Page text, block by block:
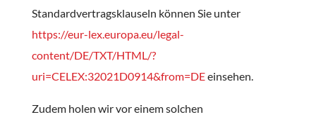
Standardvertragsklauseln können Sie unter
https://eur-lex.europa.eu/legal-
content/DE/TXT/HTML/?
uri=CELEX:32021D0914&from=DEeinsehen.
Zudem holen wir vor einem solchen